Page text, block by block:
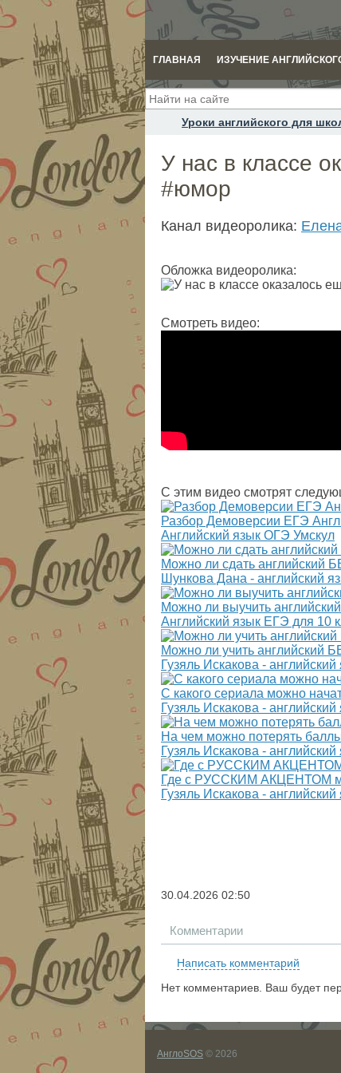
ГЛАВНАЯ ИЗУЧЕНИЕ
Уроки английского для
У нас в классе
#юмор
Канал видеоролика:
Обложка видеоролика:
Смотреть видео:
С этим видео смотрят
Разбор Демоверсии ЕГЭ
Английский язык ОГЭ Умскул
Можно ли сдать
Шункова Дана - английский
Можно ли выучить
Английский язык ЕГЭ для 10
Можно ли учить
Гузяль Искакова -
С какого сериала можно
Гузяль Искакова -
На чем можно потерять
Гузяль Искакова -
Где с РУССКИМ АКЦЕНТОМ
Гузяль Искакова -
30.04.2026 02:50
Комментарии
Написать комментарий
Нет комментариев. Ваш будет
АнглоSOS © 2026